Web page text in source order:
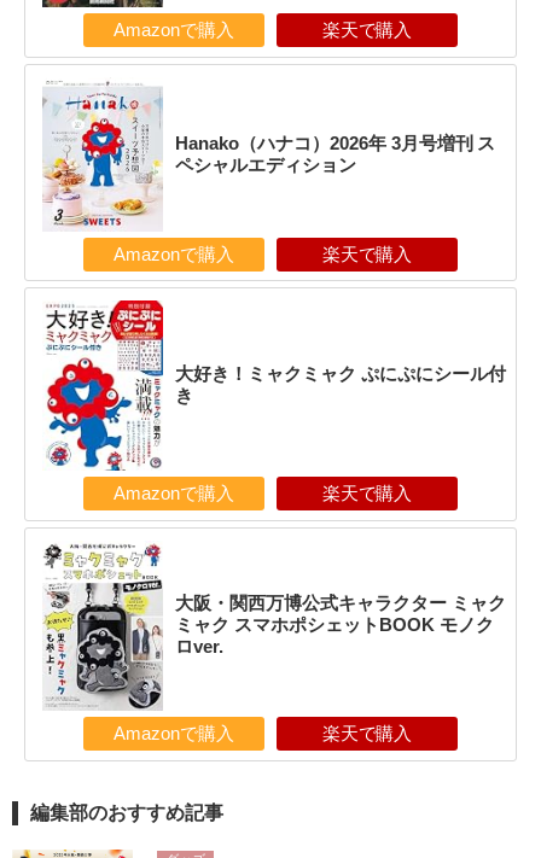
Amazonで購入 楽天で購入
Hanako（ハナコ）2026年 3月号増刊 ス
ペシャルエディション
Amazonで購入 楽天で購入
大好き！ミャクミャク ぷにぷにシール付
き
Amazonで購入 楽天で購入
大阪・関西万博公式キャラクター ミャク
ミャク スマホポシェットBOOK モノク
ロver.
Amazonで購入 楽天で購入
編集部のおすすめ記事